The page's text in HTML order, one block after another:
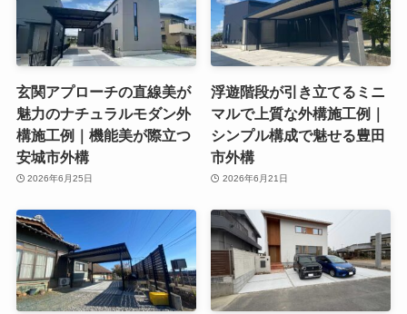
玄関アプローチの直線美が
魅力のナチュラルモダン外
構施工例｜機能美が際立つ
安城市外構
2026年6月25日
浮遊階段が引き立てるミニ
マルで上質な外構施工例｜
シンプル構成で魅せる豊田
市外構
2026年6月21日